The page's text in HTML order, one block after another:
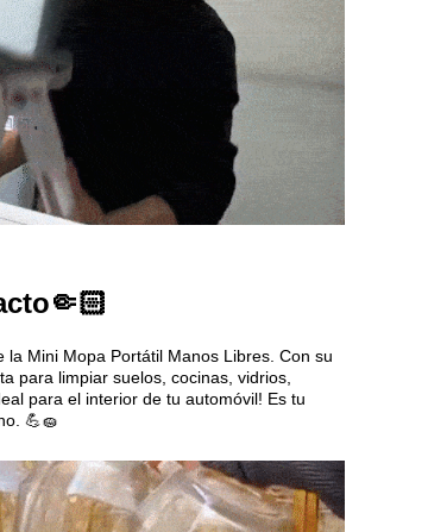
la Mini Mopa Portátil Manos Libres. Con su
para limpiar suelos, cocinas, vidrios,
para el interior de tu automóvil! Es tu
💪🧽